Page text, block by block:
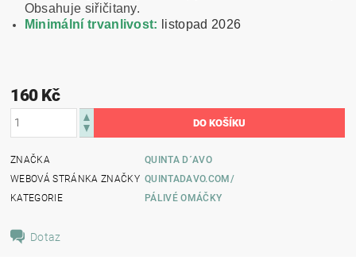
Obsahuje siřičitany.
Minimální trvanlivost:
listopad 2026
160 Kč
ZNAČKA
QUINTA D´AVO
WEBOVÁ STRÁNKA ZNAČKY QUINTADAVO.COM/
KATEGORIE
PÁLIVÉ OMÁČKY
Dotaz